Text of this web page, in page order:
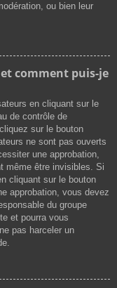
ou bien leur
comment puis-je
en cliquant sur le
de contrôle de
sur le bouton
ne sont pas ouverts
une approbation,
même être invisibles. Si
cliquant sur le bouton
approbation, vous devez
du groupe
et pourra vous
pas harceler un